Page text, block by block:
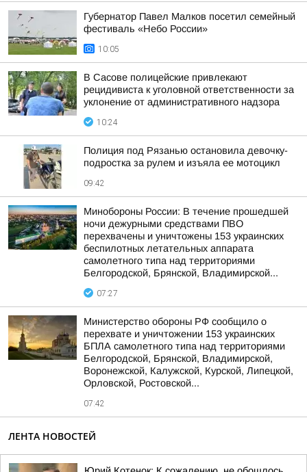
Губернатор Павел Малков посетил семейный
фестиваль «Небо России»
10:05
В Сасове полицейские привлекают
рецидивиста к уголовной ответственности за
уклонение от административного надзора
10:24
Полиция под Рязанью остановила девочку-
подростка за рулем и изъяла ее мотоцикл
09:42
Минобороны России: В течение прошедшей
ночи дежурными средствами ПВО
перехвачены и уничтожены 153 украинских
беспилотных летательных аппарата
самолетного типа над территориями
Белгородской, Брянской, Владимирской...
07:27
Министерство обороны РФ сообщило о
перехвате и уничтожении 153 украинских
БПЛА самолетного типа над территориями
Белгородской, Брянской, Владимирской,
Воронежской, Калужской, Курской, Липецкой,
Орловской, Ростовской...
07:42
ЛЕНТА НОВОСТЕЙ